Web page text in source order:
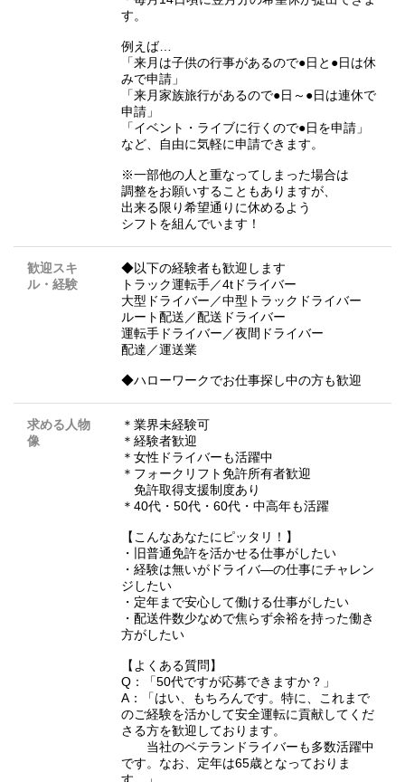
す。
例えば…
「来月は子供の行事があるので●日と●日は休
みで申請」
「来月家族旅行があるので●日～●日は連休で
申請」
「イベント・ライブに行くので●日を申請」
など、自由に気軽に申請できます。
※一部他の人と重なってしまった場合は
調整をお願いすることもありますが、
出来る限り希望通りに休めるよう
シフトを組んでいます！
歓迎スキ
ル・経験
◆以下の経験者も歓迎します
トラック運転手／4tドライバー
大型ドライバー／中型トラックドライバー
ルート配送／配送ドライバー
運転手ドライバー／夜間ドライバー
配達／運送業
◆ハローワークでお仕事探し中の方も歓迎
求める人物
像
＊業界未経験可
＊経験者歓迎
＊女性ドライバーも活躍中
＊フォークリフト免許所有者歓迎
免許取得支援制度あり
＊40代・50代・60代・中高年も活躍
【こんなあなたにピッタリ！】
・旧普通免許を活かせる仕事がしたい
・経験は無いがドライバ―の仕事にチャレン
ジしたい
・定年まで安心して働ける仕事がしたい
・配送件数少なめで焦らず余裕を持った働き
方がしたい
【よくある質問】
Q：「50代ですが応募できますか？」
A：「はい、もちろんです。特に、これまで
のご経験を活かして安全運転に貢献してくだ
さる方を歓迎しております。
当社のベテランドライバーも多数活躍中
です。なお、定年は65歳となっておりま